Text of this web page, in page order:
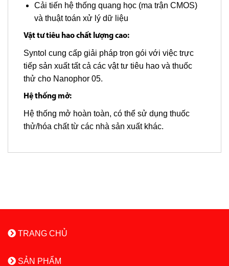
Cải tiến hệ thống quang học (ma trận CMOS)
và thuật toán xử lý dữ liệu
Vật tư tiêu hao chất lượng cao:
Syntol cung cấp giải pháp trọn gói với việc trực
tiếp sản xuất tất cả các vật tư tiêu hao và thuốc
thử cho Nanophor 05.
Hệ thống mở:
Hệ thống mở hoàn toàn, có thể sử dụng thuốc
thử/hóa chất từ các nhà sản xuất khác.
TRANG CHỦ
SẢN PHẨM